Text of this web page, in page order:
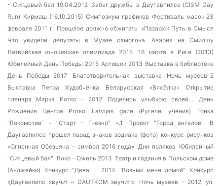
- Ситцевый бал 19.04.2012 Забег дружбы в Даугавпилсе (CISM Day
Run) Кирмаш (16.10.2015) Симпозиум графиков Фестиваль масок 23
февраля 2011 г. Прошлое должно обжигать «Пазарх»: Путь в Смысл
Что увидели депутаты в Музее самогона
Авария на Смилшу
Латвийская юношеская олимпиада 2015
16 марта в Риге (2013)
Юбилейный День Победы 2015 Артишок 2013 Выставка в библиотеке
День Победы 2017
Благотворительная выставка
Ночь музеев-2
Выставка Петра Худобчёнка
Белорусская «Вясёлка»Открытие
пленэра Марка Ротко - 2012
Поделись улыбкою своей…
День
Рождения Центра Ротко
Latvijas gaze (Ругели, учения)
Гонка
"Локомотив" - "Старт - Гнезно" ч.1
Проект "Город ангелов"
В
Даугавпилсе прошел парад знаков зодиака (фото) конкурс рисунков
«Огненная Обезьяна – символ 2016 года» Дни поляков Юбилейный
"Ситцевый бал" Локо - Ожель 2013 Театр и гадания в Польском доме
(Анджейки)
Конкурс "Дива" - 2014 "Возьми меня домой"
Конкурс
«Даугавпилс звучит – DAUTKOM звучит!»
Ночь музеев - 2012
ул.